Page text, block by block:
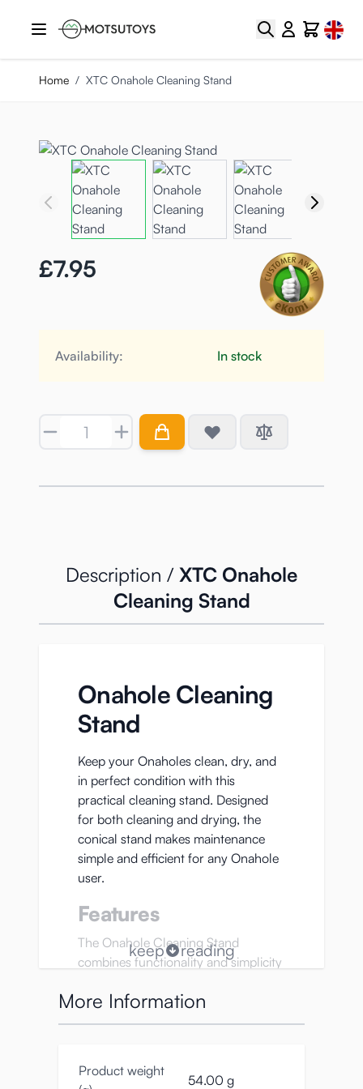
Search CartSelect
Home / XTC Onahole Cleaning Stand
£7.95
Availability: In stock
Quantity
Description / XTC Onahole
Cleaning Stand
Onahole Cleaning
Stand
Keep your Onaholes clean, dry, and
in perfect condition with this
practical cleaning stand. Designed
for both cleaning and drying, the
conical stand makes maintenance
simple and efficient for any Onahole
user.
Features
The Onahole Cleaning Stand
combines functionality and simplicity
conical shape fits most Onaholes,
whether small, medium, or large,
lightweight yet sturdy polypropylene
keep reading
More Information
Product weight
54.00 g